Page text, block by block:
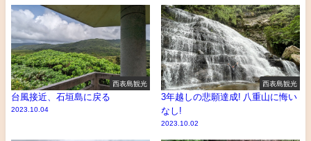
西表島観光
台風接近、石垣島に戻る
2023.10.04
西表島観光
3年越しの悲願達成! 八重山に悔い
なし!
2023.10.02